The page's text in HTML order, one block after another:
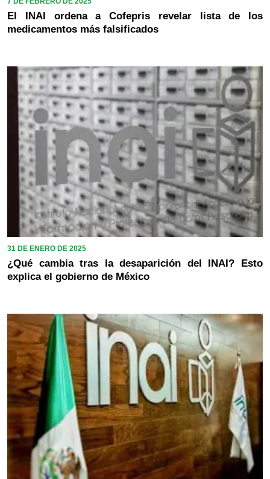
El INAI ordena a Cofepris revelar lista de los
medicamentos más falsificados
31 DE ENERO DE 2025
¿Qué cambia tras la desaparición del INAI? Esto
explica el gobierno de México